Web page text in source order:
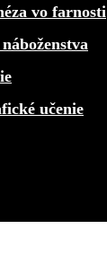
vo farnosti
učenie